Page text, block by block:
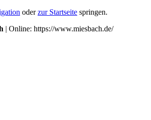
oderzur Startseite springen.
| Online: https://www.miesbach.de/